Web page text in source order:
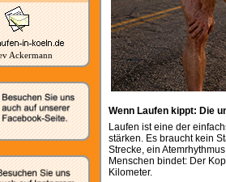
Ackermann
Wenn Laufen kippt: Die
Laufen ist eine der
stärken. Es braucht kein
Strecke, ein
Menschen bindet: Der
Kilometer.